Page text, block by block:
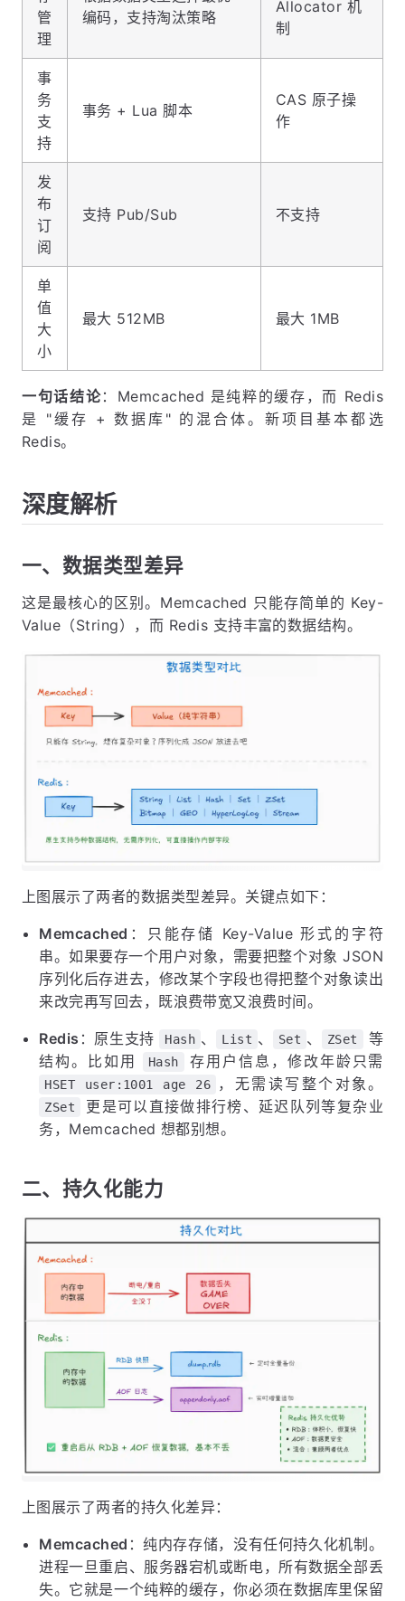
管
理
编码，支持淘汰策略
Allocator 机
制
事
务
支
持
事务 + Lua 脚本
CAS 原子操
作
发
布
订
阅
支持 Pub/Sub 不支持
单
值
大
小
最大 512MB 最大 1MB
一句话结论：Memcached 是纯粹的缓存，而 Redis
是 "缓存 + 数据库" 的混合体。新项目基本都选
Redis。
深度解析
一、数据类型差异
这是最核心的区别。Memcached 只能存简单的 Key-
Value（String），而 Redis 支持丰富的数据结构。
上图展示了两者的数据类型差异。关键点如下：
Memcached ：只能存储 Key-Value 形式的字符
串。如果要存一个用户对象，需要把整个对象 JSON
序列化后存进去，修改某个字段也得把整个对象读出
来改完再写回去，既浪费带宽又浪费时间。
Redis ：原生支持 Hash 、 List 、 Set 、 ZSet
等
结构。比如用
Hash 存用户信息，修改年龄只需
HSET user:1001 age 26 ，无需读写整个对象。
ZSet
更是可以直接做排行榜、延迟队列等复杂业
务，Memcached 想都别想。
二、持久化能力
上图展示了两者的持久化差异：
Memcached ：纯内存存储，没有任何持久化机制。
进程一旦重启、服务器宕机或断电，所有数据全部丢
失。它就是一个纯粹的缓存，你必须在数据库里保留